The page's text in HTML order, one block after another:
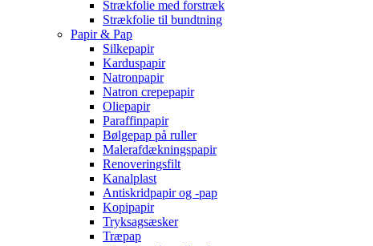
Strækfolie med forstræk
Strækfolie til bundtning
Papir & Pap
Silkepapir
Karduspapir
Natronpapir
Natron crepepapir
Oliepapir
Paraffinpapir
Bølgepap på ruller
Malerafdækningspapir
Renoveringsfilt
Kanalplast
Antiskridpapir og -pap
Kopipapir
Tryksagsæsker
Træpap